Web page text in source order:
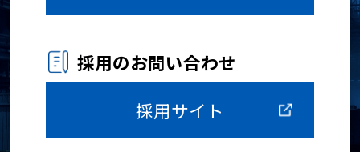
採用のお問い合わせ
採用サイト